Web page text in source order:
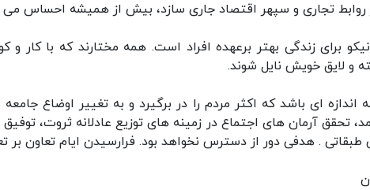
روابط تجاری و سپهر اقتصاد جاری سازد، بیش از همیشه احساس
برای زندگی بهتر برعهده افراد است. همه مختارند که با
و لایق خویش نایل شوند.
اندازه ای باشد که اکثر مردم را در برگیرد و به تغییر اوضاع
تحقق آرمان های اجتماع در زمینه های توزیع عادلانه ثروت،
. هدفی دور از دسترس نخواهد بود. فرارسیدن ایام تعاون بر